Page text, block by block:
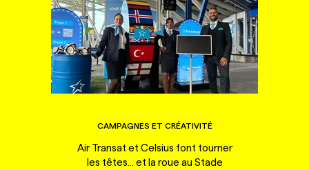
CAMPAGNES ET CRÉATIVITÉ
Air Transat et Celsius font tourner
les têtes... et la roue au Stade